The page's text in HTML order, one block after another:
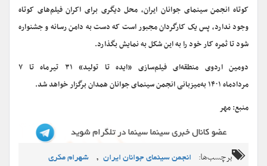
کوتاه انجمن سینمای جوانان ایران، محل دیگری برای اکران فیلم‌های کوتاه
وجود ندارد، پس یک کارگردان مجبور است که دست به دامن رسانه و جشنواره
شود تا ثمره کار خود را به این شکل به نمایش بگذارد.
دومین اردوی منطقه‌ای فیلم‌سازی «ایده تا تولید» ۳۱ تیرماه تا ۷
مردادماه
به‌میزبانی انجمن سینمای جوانان همدان برگزار خواهد شد.
منبع: مهر
برچسب‌ها: انجمن سینمای جوانان ایران , شهرام مکری